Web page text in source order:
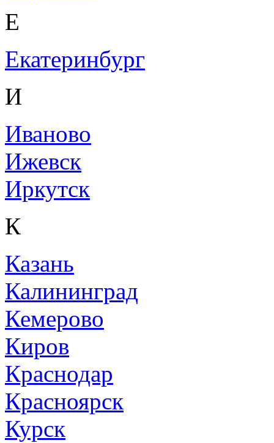
Е
Екатеринбург
И
Иваново
Ижевск
Иркутск
К
Казань
Калининград
Кемерово
Киров
Краснодар
Красноярск
Курск